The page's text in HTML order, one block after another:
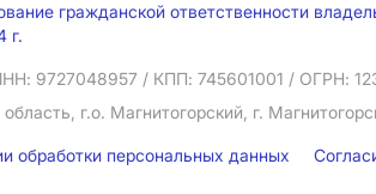
гражданской ответственности
г.
9727048957 / КПП: 745601001 / ОГРН:
г.о. Магнитогорский, г.
обработки персональных данных